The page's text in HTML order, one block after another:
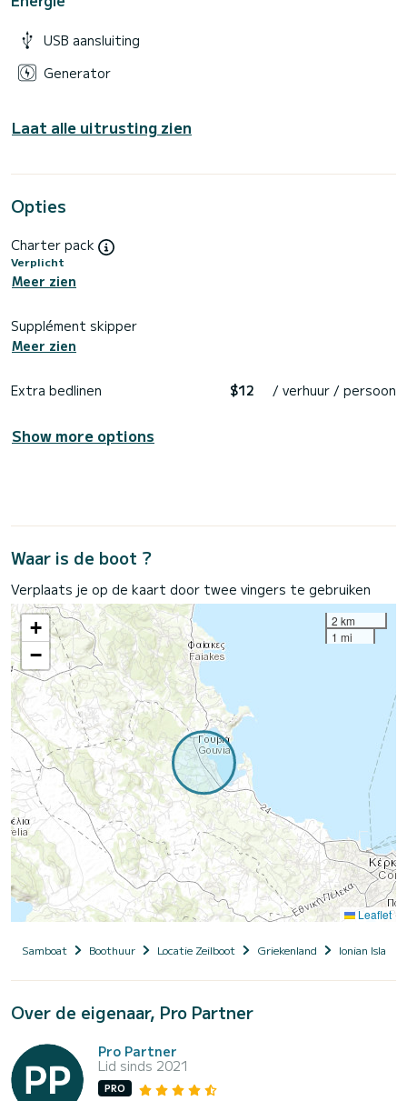
USB aansluiting
Generator
Laat alle uitrusting zien
Opties
Charter pack
Verplicht
Meer zien
Supplément skipper
Meer zien
Extra bedlinen $12 / verhuur / persoon
Show more options
Waar is de boot ?
Verplaats je op de kaart door twee vingers te gebruiken
+
−
2 km
1 mi
Leaflet
Samboat Boothuur Locatie Zeilboot Griekenland Ionian Islands
Over de eigenaar, Pro Partner
Pro Partner
Lid sinds 2021
PRO